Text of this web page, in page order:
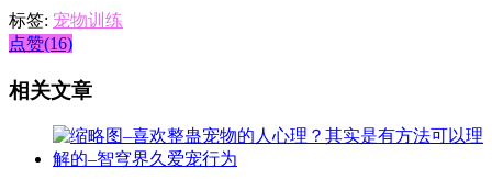
标签: 宠物训练
点赞(16)
相关文章